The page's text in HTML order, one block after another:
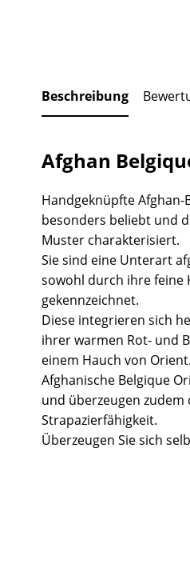
Beschreibung
Afghan
Handgeknüpfte
besonders beliebt und
Muster charakterisiert.
Sie sind eine Unterart
sowohl durch ihre feine
gekennzeichnet.
Diese integrieren sich
ihrer warmen Rot- und
einem Hauch von Orient.
Afghanische Belgique
und überzeugen
Strapazierfähigkeit.
Überzeugen Sie sich